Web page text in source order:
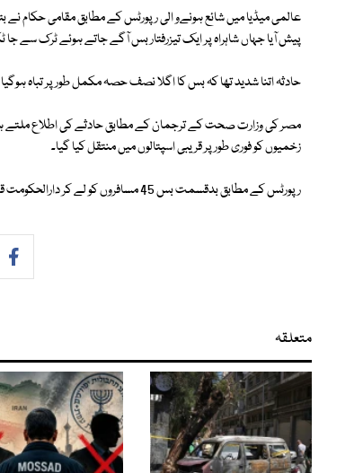
عالمی میڈیا میں شائع ہونےو الی رپورٹس کے مطابق مقامی حکام
پیش آیا جہاں شاہراہ پر ایک تیزرفتار بس آگے جاتے ہوئے ٹرک سے جا
حادثہ اتنا شدید تھا کہ بس کا اگلا نصف حصہ مکمل طور پر تباہ
مصر کی وزارت صحت کے ترجمان کے مطابق حادثے کی اطلاع ملتے ہی
زخمیوں کو فوری طور پر قریبی اسپتالوں میں منتقل کیا گیا۔
رپورٹس کے مطابق بدقسمت بس 45 مسافروں کو لے کر دارالحکومت قاہرہ جارہی تھی کہ خوفناک حادثے کا شکار ہوگئی۔
متعلقہ